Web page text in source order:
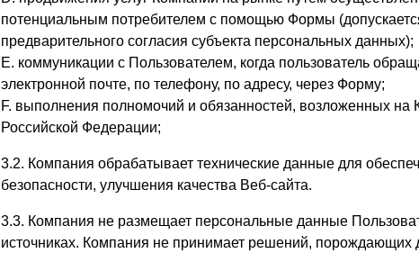
потенциальным потребителем с помощью Формы
предварительного согласия субъекта персональных данных);
E. коммуникации с Пользователем, когда пользователь
электронной почте, по телефону, по адресу, через Форму;
F. выполнения полномочий и обязанностей, возложенных на
Российской Федерации;
3.2. Компания обрабатывает технические данные для
безопасности, улучшения качества Веб-сайта.
3.3. Компания не размещает персональные данные
источниках. Компания не принимает решений, порождающих